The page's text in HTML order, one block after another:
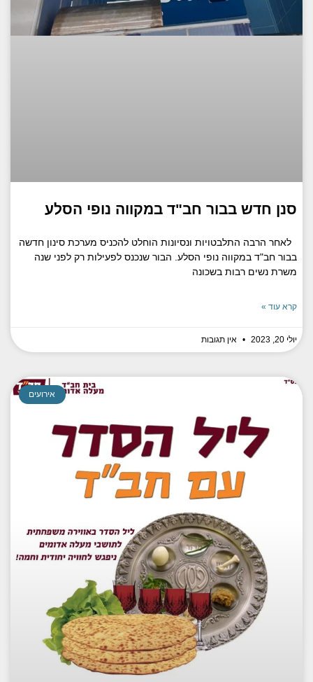
סנן חדש בבור חב"ד במקווה נופי הסלע
לאחר הרבה התלבטויות ונסיונות הוחלט להכניס מערכת סינון חדשה
בבור חב"ד במקווה נופי הסלע. הבור שנכנס לפעילות רק לפני שנה
משרת נשים רבות בשכונה
קרא עוד »
יולי 20, 2023 אין תגובות
אירועים